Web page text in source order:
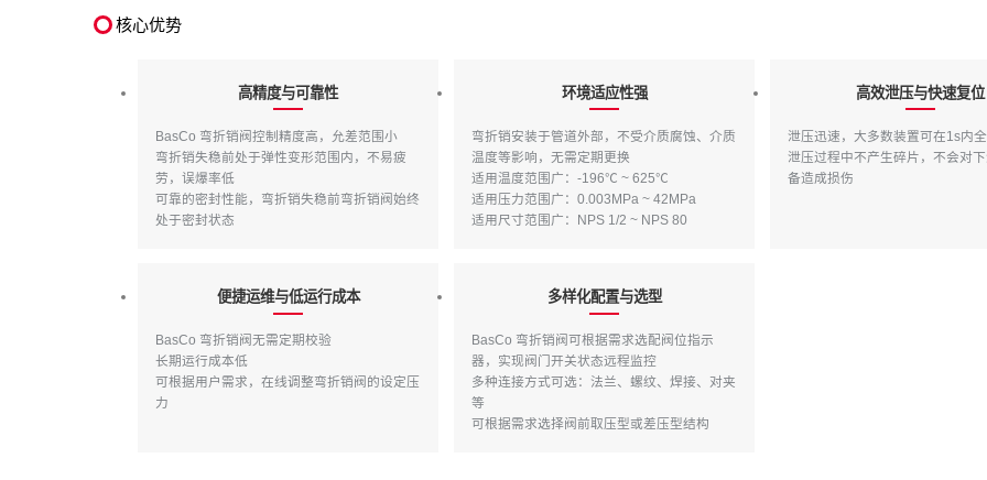
核心优势
高精度与可靠性
BasCo 弯折销阀控制精度高，允差范围小
弯折销失稳前处于弹性变形范围内，不易疲
劳，误爆率低
可靠的密封性能，弯折销失稳前弯折销阀始终
处于密封状态
环境适应性强
弯折销安装于管道外部，不受介质腐蚀、介质
温度等影响，无需定期更换
适用温度范围广：-196℃ ~ 625℃
适用压力范围广：0.003MPa ~ 42MPa
适用尺寸范围广：NPS 1/2 ~ NPS 80
高效泄压与快速复位
泄压迅速，大多数装置可在1s内
泄压过程中不产生碎片，不会对
备造成损伤
便捷运维与低运行成本
BasCo 弯折销阀无需定期校验
长期运行成本低
可根据用户需求，在线调整弯折销阀的设定压
力
多样化配置与选型
BasCo 弯折销阀可根据需求选配阀位指示
器，实现阀门开关状态远程监控
多种连接方式可选：法兰、螺纹、焊接、对夹
等
可根据需求选择阀前取压型或差压型结构